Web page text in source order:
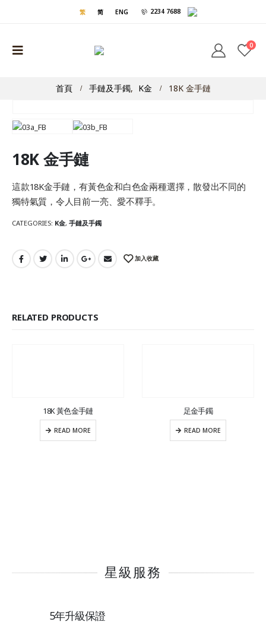
繁 简 ENG 2234 7688
0
首頁 手鏈及手鐲, K金 18K 金手鏈
18K 金手鏈
這款18K金手鏈，有黃色金和白色金兩種選擇，散發出不同的
獨特氣質，令人目前一亮、愛不釋手。
CATEGORIES: K金, 手鏈及手鐲
加入收藏
RELATED PRODUCTS
18K 黃色金手鏈
READ MORE
足金手鐲
READ MORE
星級服務
5年升級保證